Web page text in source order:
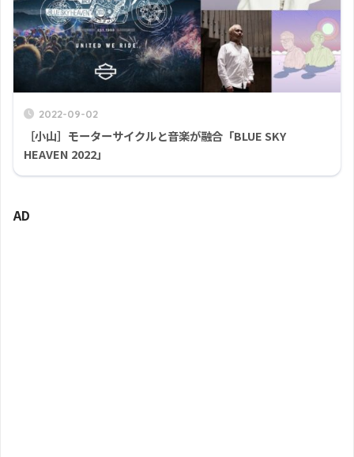
2022-09-02
［小山］モーターサイクルと音楽が融合「BLUE SKY
HEAVEN 2022」
AD